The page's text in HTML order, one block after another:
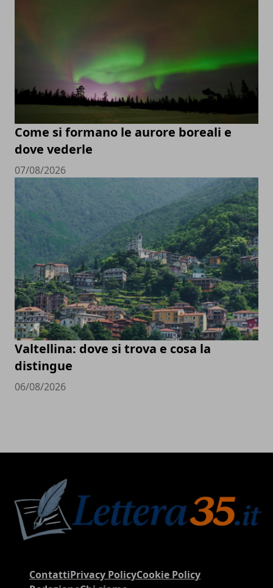
Come si formano le aurore boreali e
dove vederle
07/08/2026
Valtellina: dove si trova e cosa la
distingue
06/08/2026
ContattiPrivacy PolicyCookie Policy